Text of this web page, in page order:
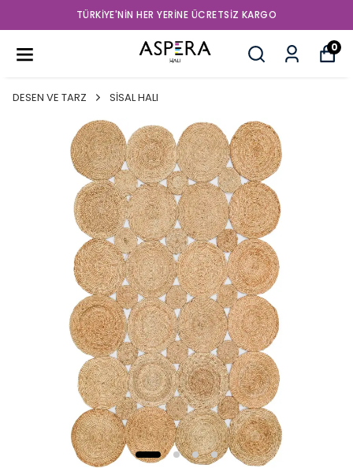
TÜRKIYE'NIN HER YERINE ÜCRETSIZ KARGO
0
DESEN VE TARZ SİSAL HALI